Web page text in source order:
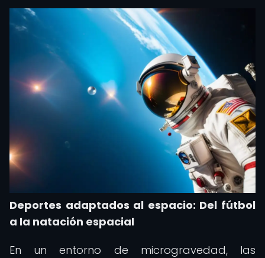
Deportes adaptados al espacio: Del fútbol
a la natación espacial
En un entorno de microgravedad, las